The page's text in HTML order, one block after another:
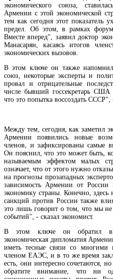
На продолжение реализации в Армении
направлено 19,6 млрд драмов
IDBank представляет новую карту
экономического союза,
Армении с этой экономической
тем как сегодня этот показатель
предел. Об этом, в рамках
Вместе вперед", заявил доктор
Манасарян, касаясь итогов
экономических вызовов.
В этом ключе он также
союз, некоторые эксперты и
провал и отрицательные
числе бывший госсекретарь США
что это попытка воссоздать
Между тем, сегодня, как заметил
Армении появились новые
членов, и зафиксированы самые
Он пояснил, что это может быть,
называемым эффектом малых
означает, что от этого нужно
на прогнозы прозападных
зависимость Армении от России
экономику страны. Конечно, здесь
санкций против России также
это лишь говорит о том, что мы
событий", - сказал экономист.
В этом ключе он обратил
экономическая дипломатия
иметь тесные связи со многими
членом ЕАЭС, и в то же время
есть, они интересно сочетаются,
обратите внимание, что ни